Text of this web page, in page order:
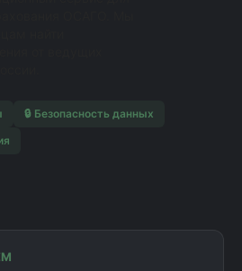
🔒 Безопасность данных